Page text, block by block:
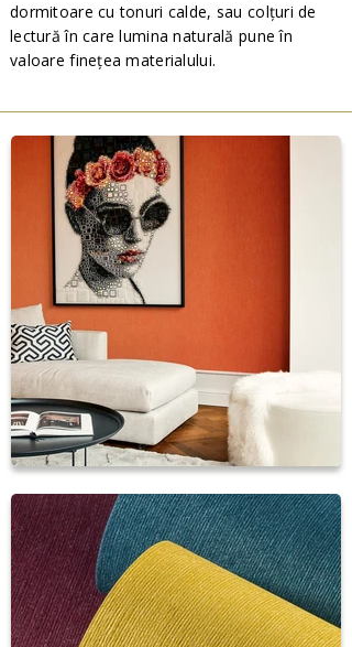
dormitoare cu tonuri calde, sau colțuri de
lectură în care lumina naturală pune în
valoare finețea materialului.